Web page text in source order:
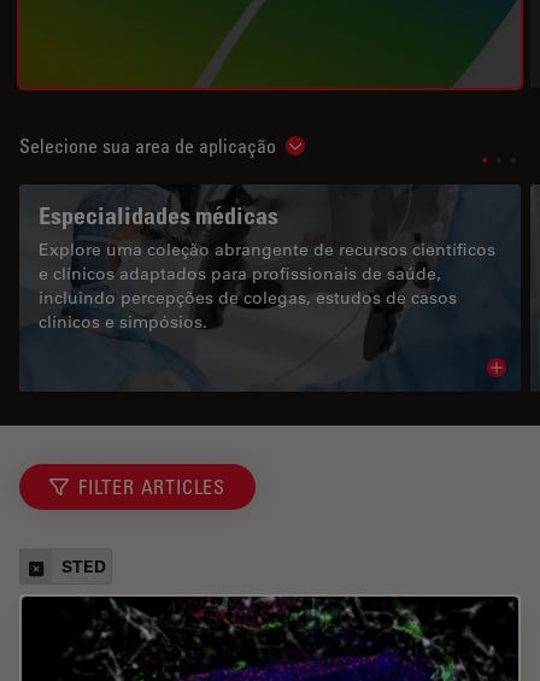
Selecione sua area de aplicação Show subnavigation
Especialidades médicas
Explore uma coleção abrangente de recursos científicos
e clínicos adaptados para profissionais de saúde,
incluindo percepções de colegas, estudos de casos
clínicos e simpósios.
FILTER ARTICLES
STED